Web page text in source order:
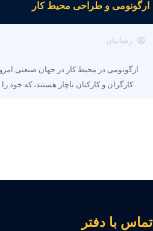
ارگونومی و طراحی محیط کار
رضائیان
ارگونومی در محیط کار در جهان صنعتی
کارگران و کارکنان ناچار هستند، که خود
تماس با دفتر